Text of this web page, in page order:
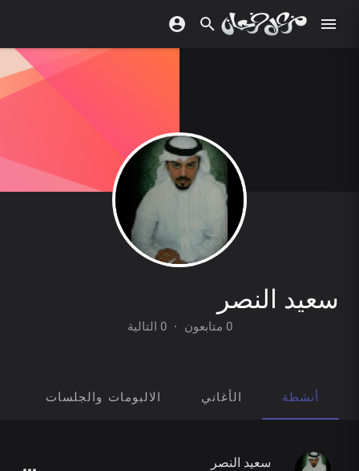
سعيد النصر
0 متابعون · 0 التالية
أنشطة الأغاني الالبومات والجلسات
سعيد النصر